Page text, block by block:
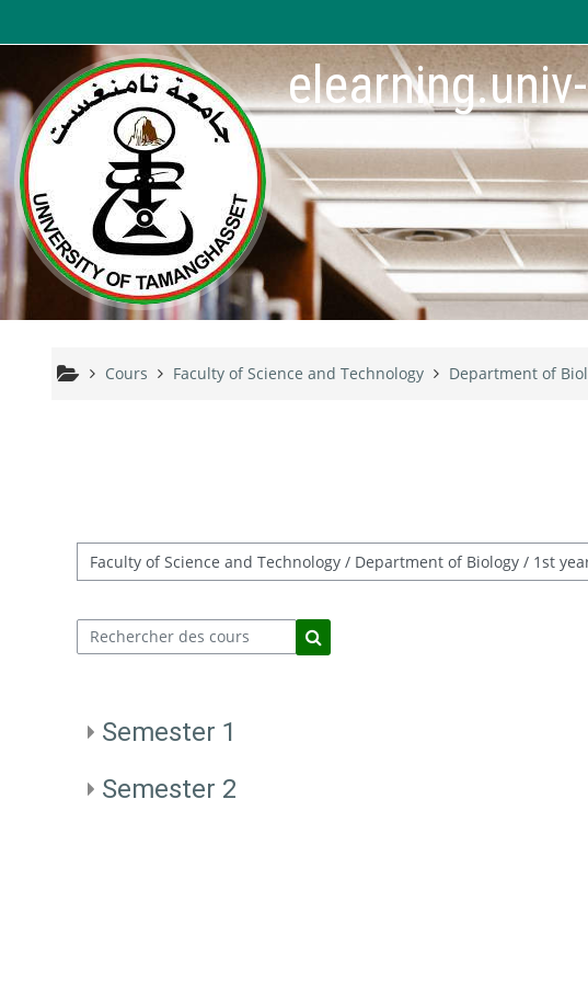
Cours Faculty of Science and Technology Department of
Catégories de cours
Rechercher des cours
Rechercher des cours
Semester 1
Semester 2